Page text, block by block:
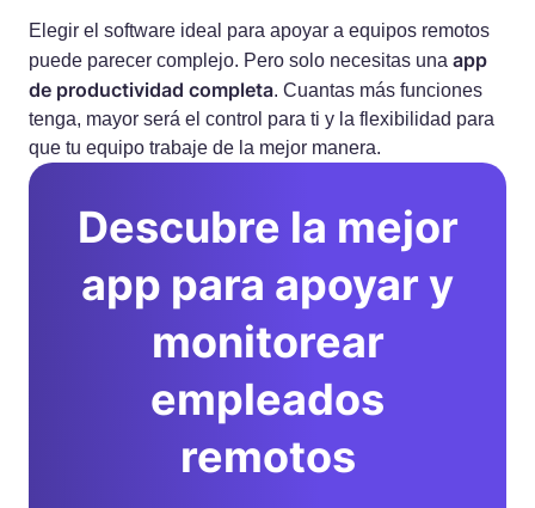
Elegir el software ideal para apoyar a equipos remotos
puede parecer complejo. Pero solo necesitas una app
de productividad completa. Cuantas más funciones
tenga, mayor será el control para ti y la flexibilidad para
que tu equipo trabaje de la mejor manera.
Descubre la mejor
app para apoyar y
monitorear
empleados
remotos